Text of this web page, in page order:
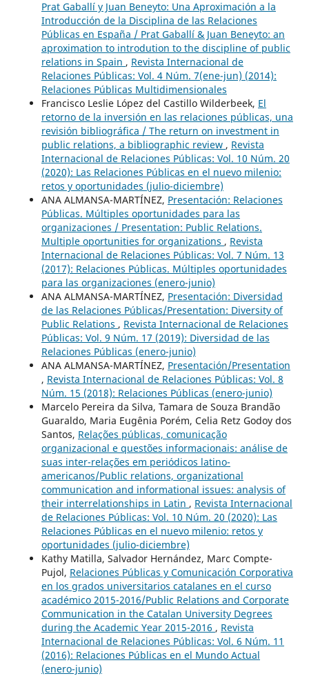
Prat Gaballí y Juan Beneyto: Una Aproximación a la
Introducción de la Disciplina de las Relaciones
Públicas en España / Prat Gaballí & Juan Beneyto: an
aproximation to introdution to the discipline of public
relations in Spain , Revista Internacional de
Relaciones Públicas: Vol. 4 Núm. 7(ene-jun) (2014):
Relaciones Públicas Multidimensionales
Francisco Leslie López del Castillo Wilderbeek, El
retorno de la inversión en las relaciones públicas, una
revisión bibliográfica / The return on investment in
public relations, a bibliographic review , Revista
Internacional de Relaciones Públicas: Vol. 10 Núm. 20
(2020): Las Relaciones Públicas en el nuevo milenio:
retos y oportunidades (julio-diciembre)
ANA ALMANSA-MARTÍNEZ, Presentación: Relaciones
Públicas. Múltiples oportunidades para las
organizaciones / Presentation: Public Relations.
Multiple oportunities for organizations , Revista
Internacional de Relaciones Públicas: Vol. 7 Núm. 13
(2017): Relaciones Públicas. Múltiples oportunidades
para las organizaciones (enero-junio)
ANA ALMANSA-MARTÍNEZ, Presentación: Diversidad
de las Relaciones Públicas/Presentation: Diversity of
Public Relations , Revista Internacional de Relaciones
Públicas: Vol. 9 Núm. 17 (2019): Diversidad de las
Relaciones Públicas (enero-junio)
ANA ALMANSA-MARTÍNEZ, Presentación/Presentation
, Revista Internacional de Relaciones Públicas: Vol. 8
Núm. 15 (2018): Relaciones Públicas (enero-junio)
Marcelo Pereira da Silva, Tamara de Souza Brandão
Guaraldo, Maria Eugênia Porém, Celia Retz Godoy dos
Santos, Relações públicas, comunicação
organizacional e questões informacionais: análise de
suas inter-relações em periódicos latino-
americanos/Public relations, organizational
communication and informational issues: analysis of
their interrelationships in Latin , Revista Internacional
de Relaciones Públicas: Vol. 10 Núm. 20 (2020): Las
Relaciones Públicas en el nuevo milenio: retos y
oportunidades (julio-diciembre)
Kathy Matilla, Salvador Hernández, Marc Compte-
Pujol, Relaciones Públicas y Comunicación Corporativa
en los grados universitarios catalanes en el curso
académico 2015-2016/Public Relations and Corporate
Communication in the Catalan University Degrees
during the Academic Year 2015-2016 , Revista
Internacional de Relaciones Públicas: Vol. 6 Núm. 11
(2016): Relaciones Públicas en el Mundo Actual
(enero-junio)